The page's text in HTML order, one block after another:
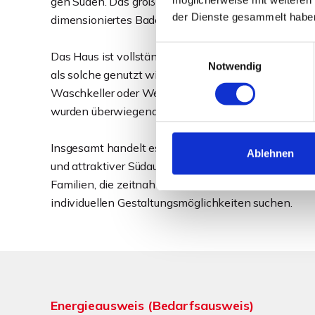
der Dienste gesammelt
Notwendig
Ablehnen
dimensioniertes Badezimmer komplettiert diese
Das Haus ist vollständig unterkellert und bietet
als solche genutzt wird, drei weitere Kellerräume
Waschkeller oder Werkstatt. Die Beheizung erfolgt
wurden überwiegend um das Jahr 2000 erneuert.
Insgesamt handelt es sich um ein gepflegtes,
und attraktiver Südausrichtung. Die kurzfristige
Familien, die zeitnah den Schritt in die eigenen
individuellen Gestaltungsmöglichkeiten suchen.
Energieausweis (Bedarfsausweis)